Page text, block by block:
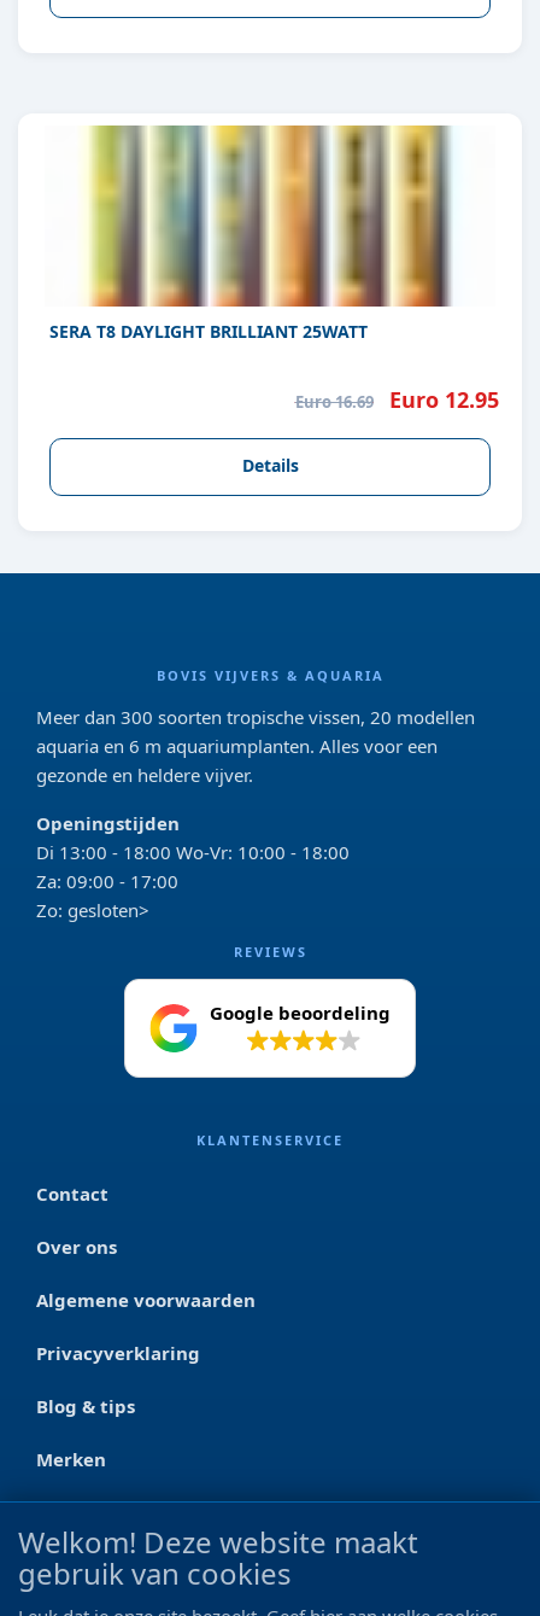
SERA T8 DAYLIGHT BRILLIANT 25WATT
Euro 16.69 Euro 12.95
Details
BOVIS VIJVERS & AQUARIA
Meer dan 300 soorten tropische vissen, 20 modellen
aquaria en 6 m aquariumplanten. Alles voor een
gezonde en heldere vijver.
Openingstijden
Di 13:00 - 18:00 Wo-Vr: 10:00 - 18:00
Za: 09:00 - 17:00
Zo: gesloten>
REVIEWS
Google beoordeling
KLANTENSERVICE
Contact
Over ons
Algemene voorwaarden
Privacyverklaring
Blog & tips
Merken
CONTACT
Ootmarsumseweg 125a
Welkom! Deze website maakt
gebruik van cookies